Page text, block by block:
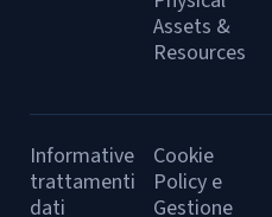
Assets &
Resources
Informative
trattamenti
dati
Cookie
Policy e
Gestione